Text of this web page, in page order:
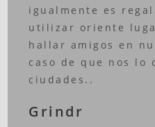
igualmente es
utilizar oriente
hallar amigos en
caso de que nos lo
ciudades..
Grindr